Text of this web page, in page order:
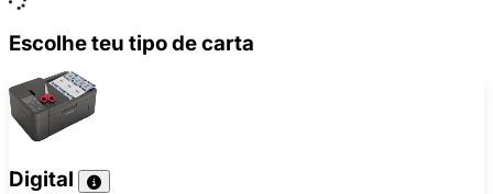
Escolhe teu tipo de carta
Digital